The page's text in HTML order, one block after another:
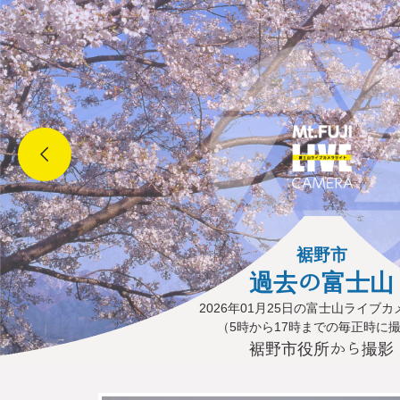
裾野市
過去の富士山
2026年01月25日の富士山ライブカ
（5時から17時までの毎正時に
裾野市役所から撮影